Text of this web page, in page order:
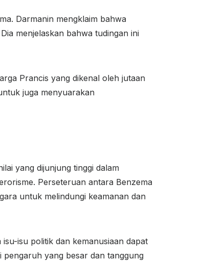
Darmanin mengklaim bahwa
menjelaskan bahwa tudingan ini
Prancis yang dikenal oleh jutaan
juga menyuarakan
yang dijunjung tinggi dalam
Perseteruan antara Benzema
untuk melindungi keamanan dan
isu politik dan kemanusiaan dapat
pengaruh yang besar dan tanggung